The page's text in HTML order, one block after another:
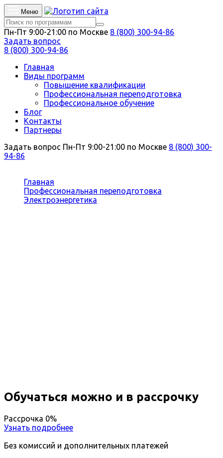
Меню
Пн-Пт 9:00-21:00 по Москве 8 (800) 300-94-86
Задать вопрос
8 (800) 300-94-86
Главная
Виды программ
Повышение квалификации
Профессиональная переподготовка
Профессиональное обучение
Блог
Контакты
Партнеры
Задать вопрос Пн-Пт 9:00-21:00 по Москве 8 (800) 300-
94-86
Главная
Профессиональная переподготовка
Электроэнергетика
Обучаться можно и в рассрочку
Рассрочка 0%
Узнать подробнее
Без комиссий и дополнительных платежей